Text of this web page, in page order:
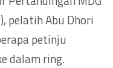
pelatih Abu Dhori
petinju
dalam ring.